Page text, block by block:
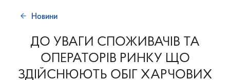
Новини
ДО УВАГИ СПОЖИВАЧІВ ТА
ОПЕРАТОРІВ РИНКУ ЩО
ЗДІЙСНЮЮТЬ ОБІГ ХАРЧОВИХ